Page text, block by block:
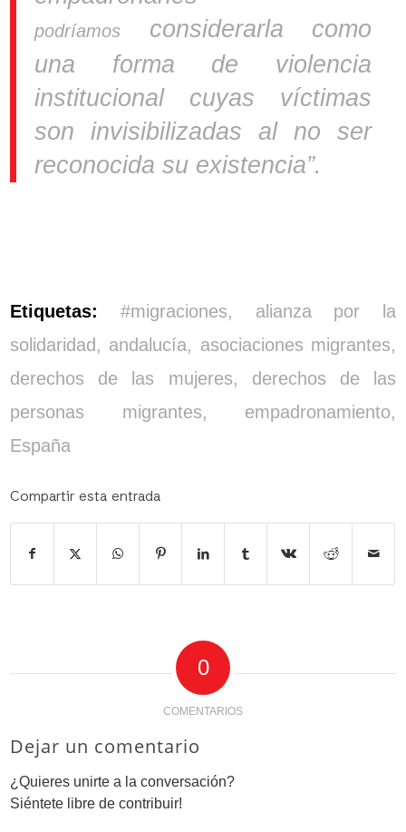
podríamos
considerarla como
una forma de violencia
institucional cuyas víctimas
son invisibilizadas al no ser
reconocida su existencia”.
Etiquetas: #migraciones, alianza por la
solidaridad, andalucía, asociaciones migrantes,
derechos de las mujeres, derechos de las
personas migrantes, empadronamiento,
España
Compartir esta entrada
0
COMENTARIOS
Dejar un comentario
¿Quieres unirte a la conversación?
Siéntete libre de contribuir!